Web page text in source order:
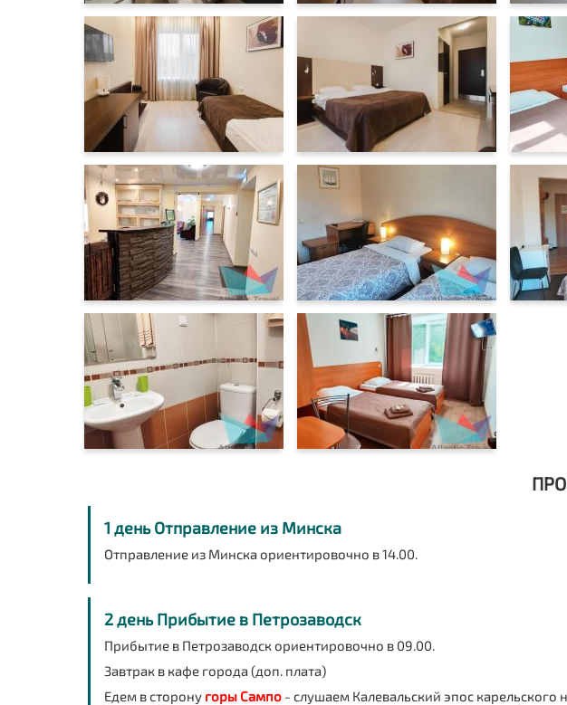
1 день Отправление из Минска
Отправление из Минска ориентировочно в 14.00.
2 день Прибытие в Петрозаводск
Прибытие в Петрозаводск ориентировочно в 09.00.
Завтрак в кафе города (доп. плата)
Едем в сторону горы Сампо - слушаем Калевальский эпос